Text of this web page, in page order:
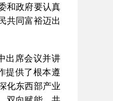
和政府要认真
共同富裕迈出
出席会议并讲
提供了根本遵
化东西部产业